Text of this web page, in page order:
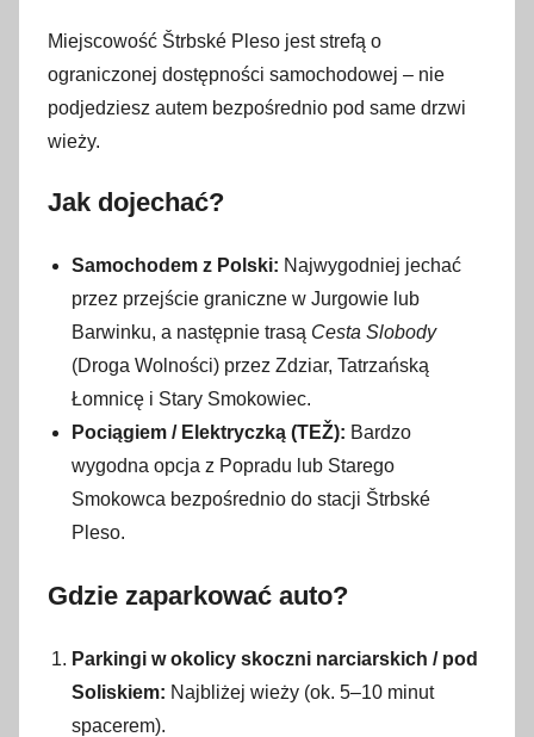
Miejscowość Štrbské Pleso jest strefą o
ograniczonej dostępności samochodowej – nie
podjedziesz autem bezpośrednio pod same drzwi
wieży.
Jak dojechać?
Samochodem z Polski: Najwygodniej jechać
przez przejście graniczne w Jurgowie lub
Barwinku, a następnie trasą Cesta Slobody
(Droga Wolności) przez Zdziar, Tatrzańską
Łomnicę i Stary Smokowiec.
Pociągiem / Elektryczką (TEŽ): Bardzo
wygodna opcja z Popradu lub Starego
Smokowca bezpośrednio do stacji Štrbské
Pleso.
Gdzie zaparkować auto?
Parkingi w okolicy skoczni narciarskich / pod
Soliskiem: Najbliżej wieży (ok. 5–10 minut
spacerem).